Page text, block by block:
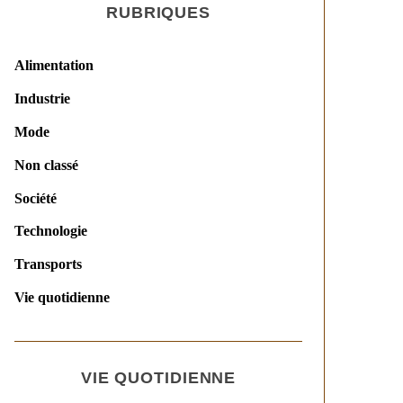
RUBRIQUES
Alimentation
Industrie
Mode
Non classé
Société
Technologie
Transports
Vie quotidienne
VIE QUOTIDIENNE